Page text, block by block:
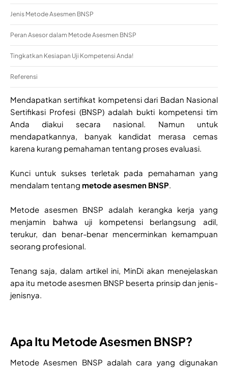
Jenis Metode Asesmen BNSP
Peran Asesor dalam Metode Asesmen BNSP
Tingkatkan Kesiapan Uji Kompetensi Anda!
Referensi
Mendapatkan sertifikat kompetensi dari Badan Nasional
Sertifikasi Profesi (BNSP) adalah bukti kompetensi tim
Anda diakui secara nasional. Namun untuk
mendapatkannya, banyak kandidat merasa cemas
karena kurang pemahaman tentang proses evaluasi.
Kunci untuk sukses terletak pada pemahaman yang
mendalam tentang metode asesmen BNSP.
Metode asesmen BNSP adalah kerangka kerja yang
menjamin bahwa uji kompetensi berlangsung adil,
terukur, dan benar-benar mencerminkan kemampuan
seorang profesional.
Tenang saja, dalam artikel ini, MinDi akan menejelaskan
apa itu metode asesmen BNSP beserta prinsip dan jenis-
jenisnya.
Apa Itu Metode Asesmen BNSP?
Metode Asesmen BNSP adalah cara yang digunakan